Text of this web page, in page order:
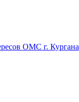
ОМС г. Кургана